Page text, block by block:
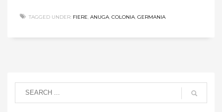
TAGGED UNDER: FIERE, ANUGA, COLONIA, GERMANIA